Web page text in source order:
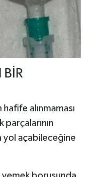
BİR
alınmaması
yol açabileceğine